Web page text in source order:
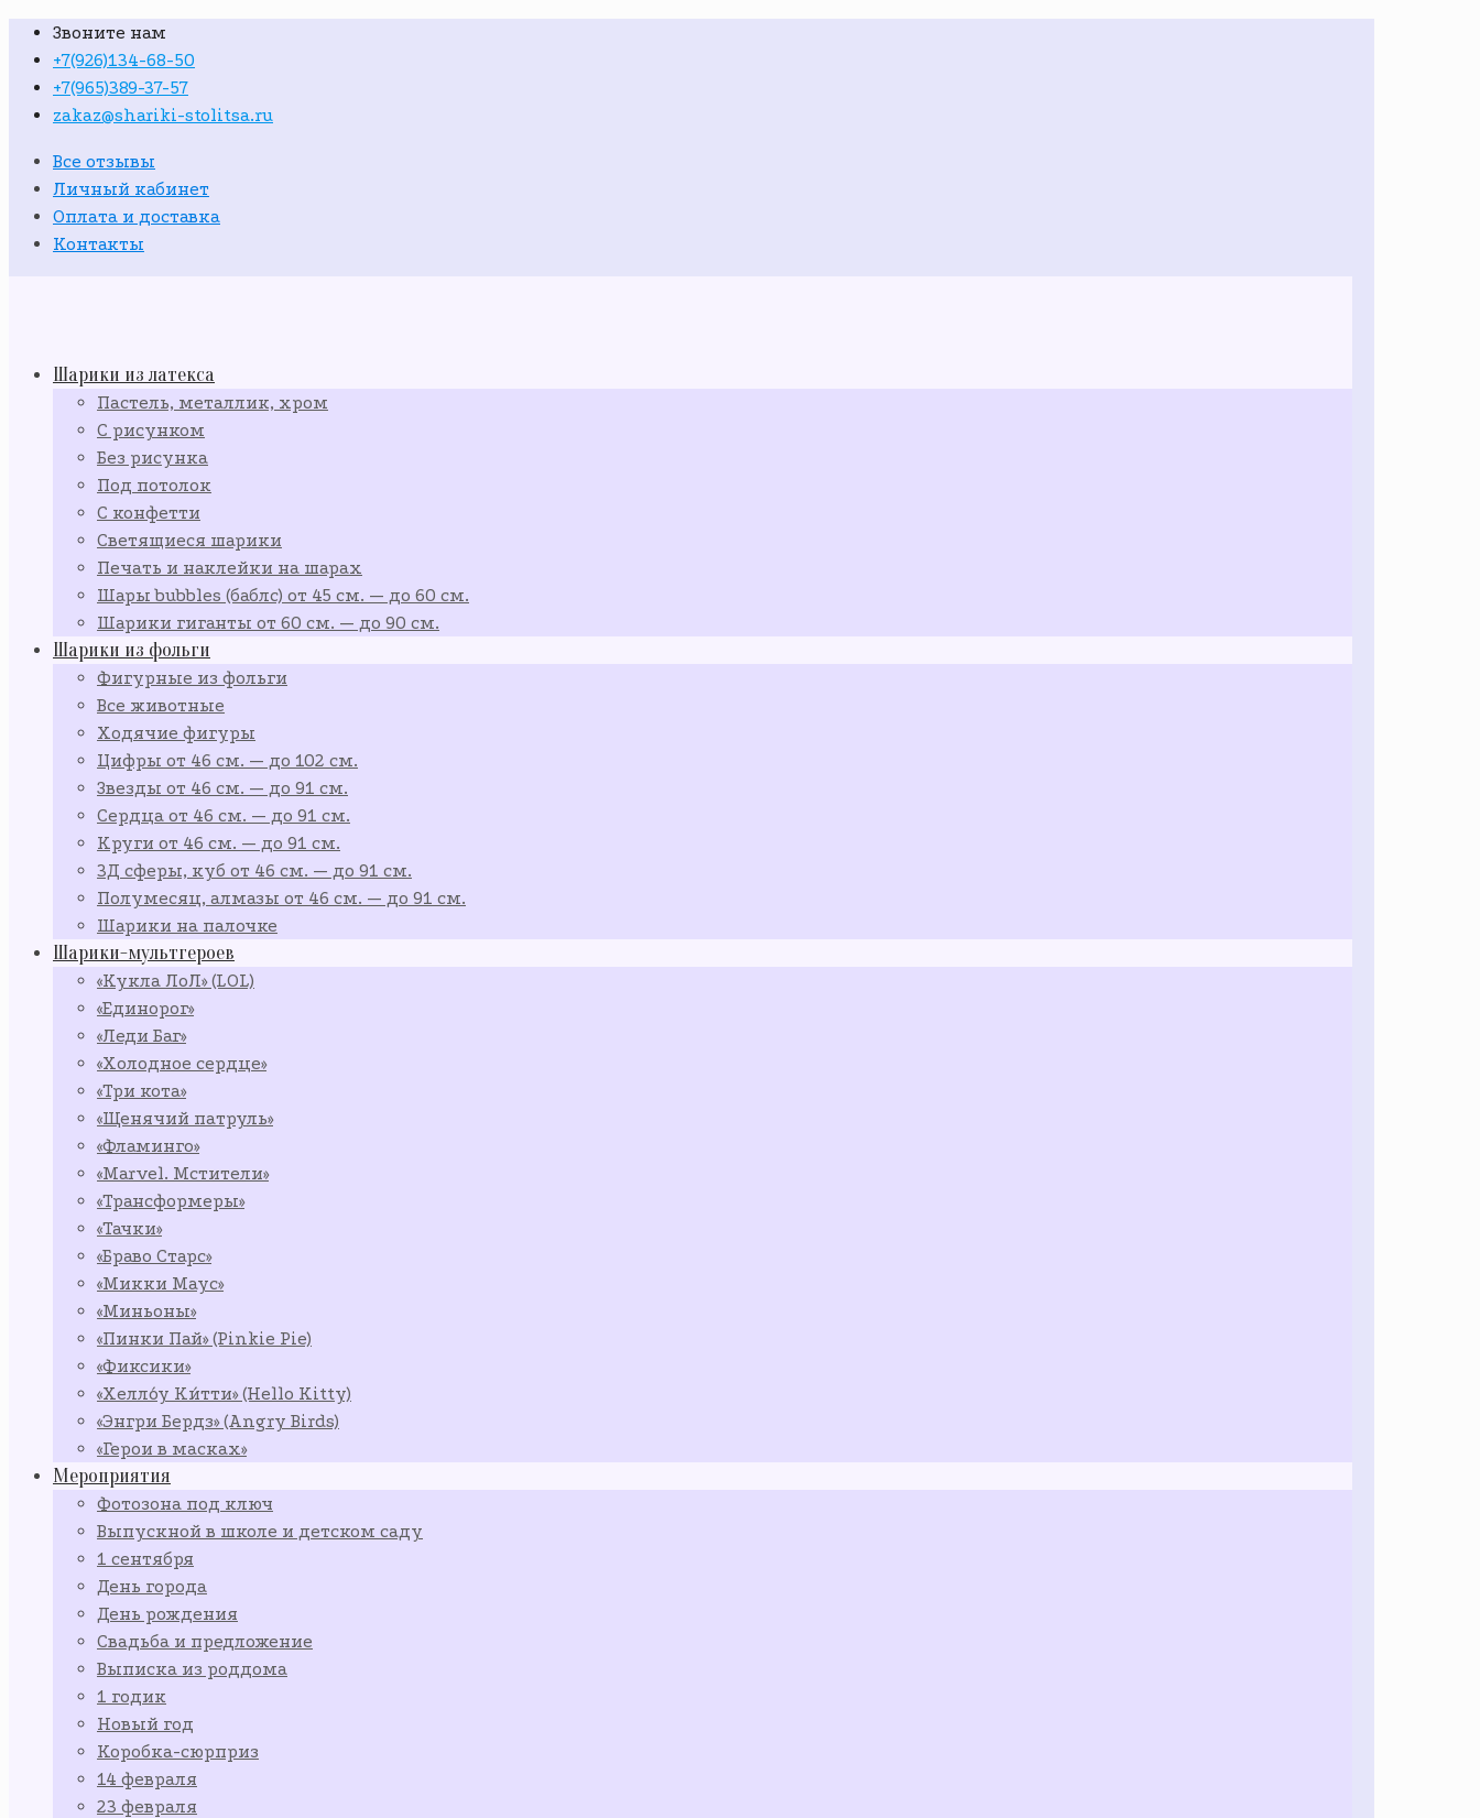
Звоните нам
+7(926)134-68-50
+7(965)389-37-57
zakaz@shariki-stolitsa.ru
Все отзывы
Личный кабинет
Оплата и доставка
Контакты
Шарики из латекса
Пастель, металлик, хром
С рисунком
Без рисунка
Под потолок
С конфетти
Светящиеся шарики
Печать и наклейки на шарах
Шары bubbles (баблс) от 45 см. — до 60 см.
Шарики гиганты от 60 см. — до 90 см.
Шарики из фольги
Фигурные из фольги
Все животные
Ходячие фигуры
Цифры от 46 см. — до 102 см.
Звезды от 46 см. — до 91 см.
Сердца от 46 см. — до 91 см.
Круги от 46 см. — до 91 см.
3Д сферы, куб от 46 см. — до 91 см.
Полумесяц, алмазы от 46 см. — до 91 см.
Шарики на палочке
Шарики-мультгероев
«Кукла ЛоЛ» (LOL)
«Единорог»
«Леди Баг»
«Холодное сердце»
«Три кота»
«Щенячий патруль»
«Фламинго»
«Marvel. Мстители»
«Трансформеры»
«Тачки»
«Браво Старс»
«Микки Маус»
«Миньоны»
«Пинки Пай» (Pinkie Pie)
«Фиксики»
«Хелло́у Ки́тти» (Hello Kitty)
«Энгри Бердз» (Angry Birds)
«Герои в масках»
Мероприятия
Фотозона под ключ
Выпускной в школе и детском саду
1 сентября
День города
День рождения
Свадьба и предложение
Выписка из роддома
1 годик
Новый год
Коробка-сюрприз
14 февраля
23 февраля